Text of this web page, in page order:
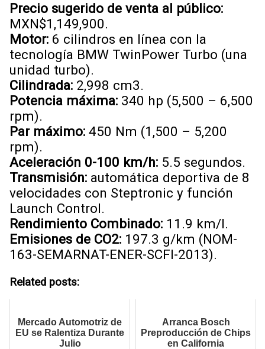
Precio sugerido de venta al público:
MXN$1,149,900.
Motor: 6 cilindros en línea con la
tecnología BMW TwinPower Turbo (una
unidad turbo).
Cilindrada: 2,998 cm3.
Potencia máxima: 340 hp (5,500 – 6,500
rpm).
Par máximo: 450 Nm (1,500 – 5,200
rpm).
Aceleración 0-100 km/h: 5.5 segundos.
Transmisión: automática deportiva de 8
velocidades con Steptronic y función
Launch Control.
Rendimiento Combinado: 11.9 km/l.
Emisiones de CO2: 197.3 g/km (NOM-
163-SEMARNAT-ENER-SCFI-2013).
Related posts:
Mercado Automotriz de
EU se Ralentiza Durante
Julio
Arranca Bosch
Preproducción de Chips
en California